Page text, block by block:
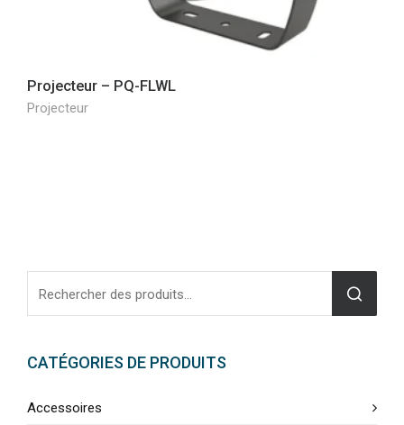
Projecteur – PQ-FLWL
Projecteur
CATÉGORIES DE PRODUITS
Accessoires